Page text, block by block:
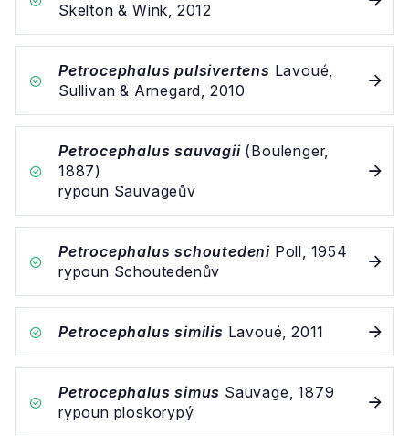
Skelton & Wink, 2012
Petrocephalus pulsivertens Lavoué,
Sullivan & Arnegard, 2010
Petrocephalus sauvagii(Boulenger,
1887)
rypoun Sauvageův
Petrocephalus schoutedeni Poll, 1954
rypoun Schoutedenův
Petrocephalus similis Lavoué, 2011
Petrocephalus simus Sauvage, 1879
rypoun ploskorypý